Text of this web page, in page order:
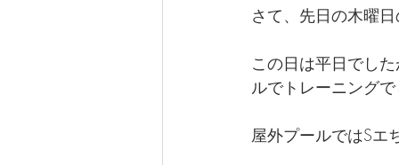
さて、先日の木曜
この日は平日でし
ルでトレーニング
屋外プールではSエ